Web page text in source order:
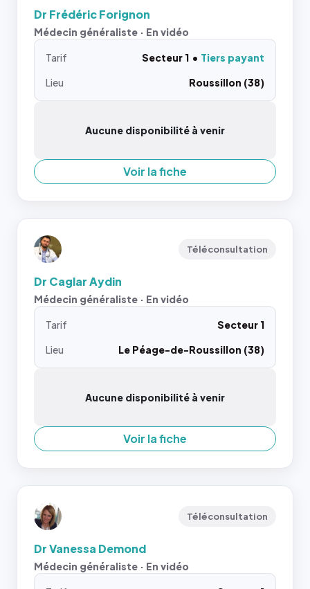
Dr Frédéric Forignon
Médecin généraliste · En vidéo
Tarif Secteur 1
Tiers payant
Lieu
Roussillon (38)
Aucune disponibilité à venir
Voir la fiche
Téléconsultation
Dr Caglar Aydin
Médecin généraliste · En vidéo
Tarif
Secteur 1
Lieu
Le Péage-de-Roussillon (38)
Aucune disponibilité à venir
Voir la fiche
Téléconsultation
Dr Vanessa Demond
Médecin généraliste · En vidéo